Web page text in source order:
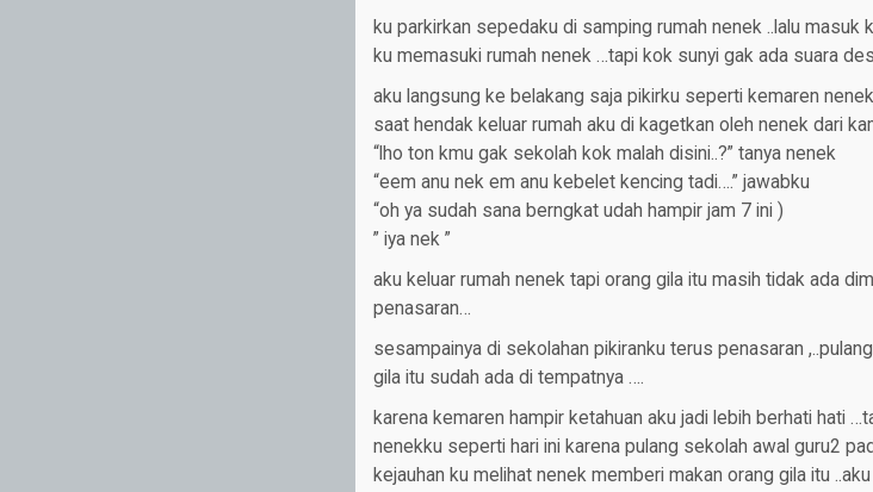
ku parkirkan sepedaku di samping rumah nenek ..lalu masuk
ku memasuki rumah nenek …tapi kok sunyi gak ada suara
aku langsung ke belakang saja pikirku seperti kemaren
saat hendak keluar rumah aku di kagetkan oleh nenek dari
“lho ton kmu gak sekolah kok malah disini..?” tanya nenek
“eem anu nek em anu kebelet kencing tadi….” jawabku
“oh ya sudah sana berngkat udah hampir jam 7 ini )
” iya nek ”
aku keluar rumah nenek tapi orang gila itu masih tidak ada
penasaran…
sesampainya di sekolahan pikiranku terus penasaran
gila itu sudah ada di tempatnya ….
karena kemaren hampir ketahuan aku jadi lebih berhati hati
nenekku seperti hari ini karena pulang sekolah awal guru2
kejauhan ku melihat nenek memberi makan orang gila itu